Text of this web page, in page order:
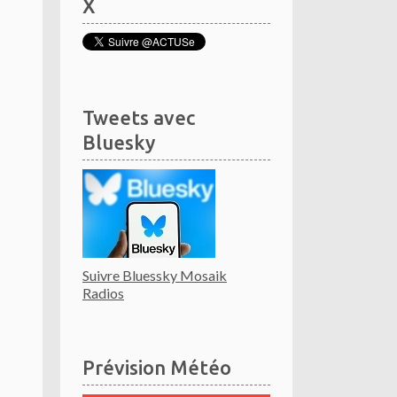
X
Tweets avec
Bluesky
Suivre Bluessky Mosaik
Radios
Prévision Météo